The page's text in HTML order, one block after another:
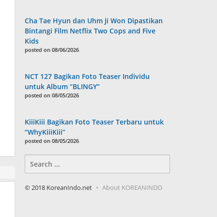
Cha Tae Hyun dan Uhm Ji Won Dipastikan
Bintangi Film Netflix Two Cops and Five
Kids
posted on 08/06/2026
NCT 127 Bagikan Foto Teaser Individu
untuk Album “BLINGY”
posted on 08/05/2026
KiiiKiii Bagikan Foto Teaser Terbaru untuk
“WhyKiiiKiii”
posted on 08/05/2026
for:
© 2018 KoreanIndo.net About KOREANINDO